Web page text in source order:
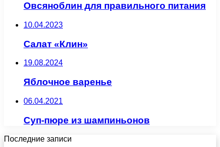
Овсяноблин для правильного питания
10.04.2023
Салат «Клин»
19.08.2024
Яблочное варенье
06.04.2021
Суп-пюре из шампиньонов
Последние записи